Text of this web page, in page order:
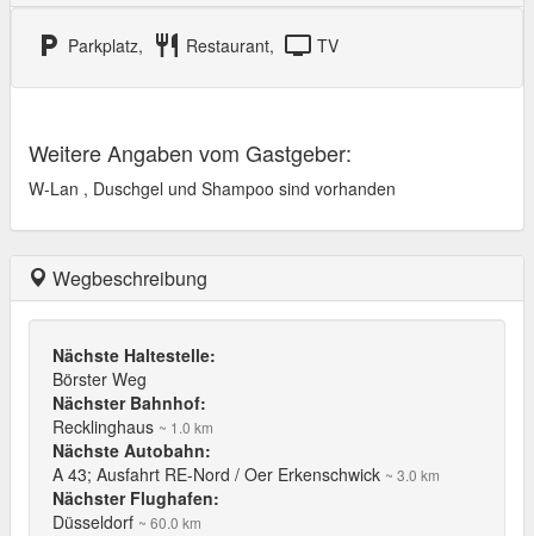
local_parking Parkplatz, restaurant Restaurant, tv TV
Weitere Angaben vom Gastgeber:
W-Lan , Duschgel und Shampoo sind vorhanden
Wegbeschreibung
Nächste Haltestelle:
Börster Weg
Nächster Bahnhof:
Recklinghaus ~ 1.0 km
Nächste Autobahn:
A 43; Ausfahrt RE-Nord / Oer Erkenschwick ~ 3.0 km
Nächster Flughafen:
Düsseldorf ~ 60.0 km